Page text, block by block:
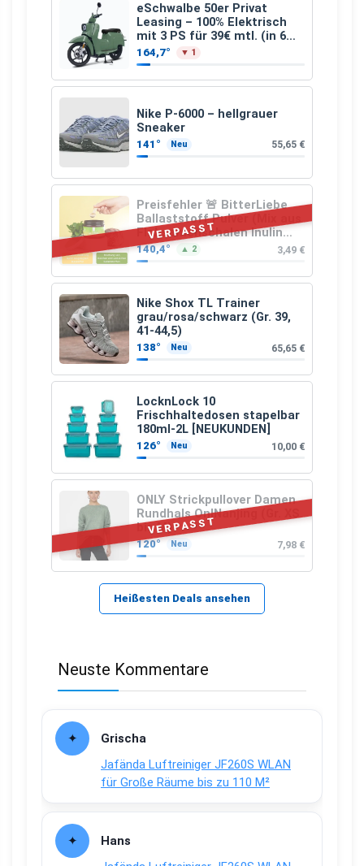
eSchwalbe 50er Privat
Leasing – 100% Elektrisch
mit 3 PS für 39€ mtl. (in 6
schicken Farben LF: 0.43, 36
Monate, Bereitstellung:
159,00 €, 2.500 km/Jahr)
164,7° ▼ 1
Nike P-6000 – hellgrauer
Sneaker
141° Neu 55,65 €
VERPASST
Preisfehler 🚨 BitterLiebe
Ballaststoff Pulver (Mix aus
Flohsamenschalen Inulin
(Präbiotika) Leinsamen &
Apfelfaser)
140,4° ▲ 2 3,49 €
Nike Shox TL Trainer
grau/rosa/schwarz (Gr. 39,
41-44,5)
138° Neu 65,65 €
LocknLock 10
Frischhaltedosen stapelbar
180ml-2L [NEUKUNDEN]
126° Neu 10,00 €
VERPASST
ONLY Strickpullover Damen
Rundhals OnlNanjing (Gr. XS
bis M)
120° Neu 7,98 €
Heißesten Deals ansehen
Neuste Kommentare
Grischa
Jafända Luftreiniger JF260S WLAN
für Große Räume bis zu 110 M²
Hans